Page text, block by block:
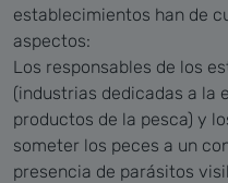
establecimientos han de
aspectos:
Los responsables de los
(industrias dedicadas a la
productos de la pesca) y
someter los peces a un
presencia de parásitos